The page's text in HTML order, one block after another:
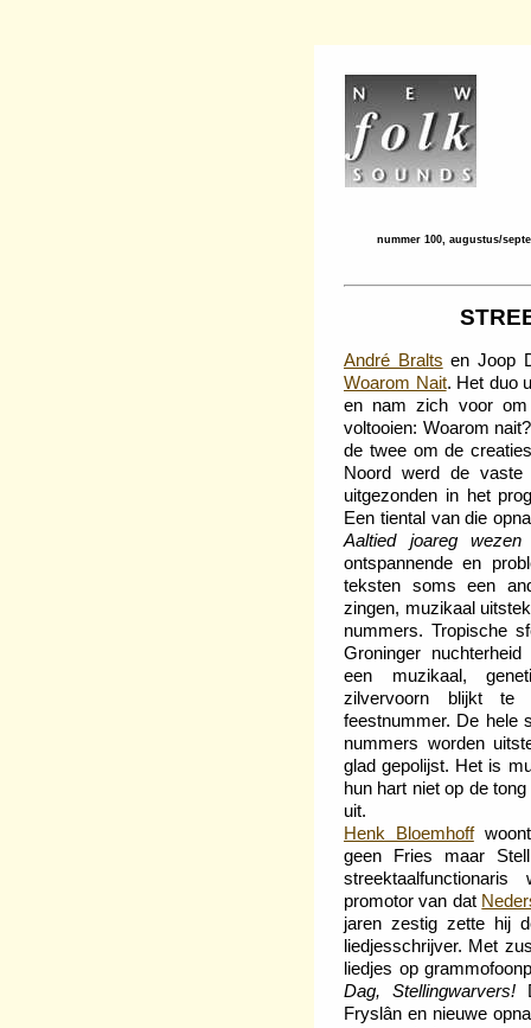
nummer 100, augustus/
André Bralts en Joop
Woarom Nait. Het duo
en nam zich voor
voltooien: Woarom
de twee om de
Noord werd de
uitgezonden in het
Een tiental van die
Aaltied joareg wezen
ontspannende en
teksten soms een
zingen, muzikaal
nummers. Tropische
Groninger
een muzikaal,
zilvervoorn blijkt
feestnummer. De hele
nummers worden
glad gepolijst. Het is
hun hart niet op de
uit.
Henk Bloemhoffwoont
geen Fries maar
promotor van dat
jaren zestig zette hij
liedjesschrijver. Met
liedjes op
Dag, Stellingwarvers!
Fryslân en nieuwe